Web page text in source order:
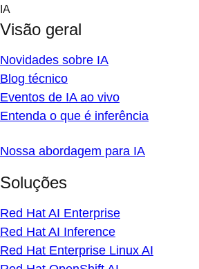
Skip
content
IA
Visão geral
Novidades sobre IA
Blog técnico
Eventos de IA ao vivo
Entenda o que é inferência
Nossa abordagem para IA
Soluções
Red Hat AI Enterprise
Red Hat AI Inference
Red Hat Enterprise Linux AI